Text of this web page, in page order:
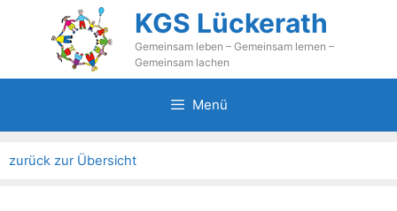
springen
KGS Lückerath
Gemeinsam leben – Gemeinsam lernen –
Gemeinsam lachen
Menü
zurück zur Übersicht